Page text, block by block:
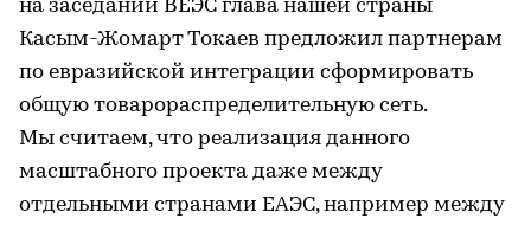
на заседании ВЕЭС глава нашей страны
Касым-Жомарт Токаев предложил партнерам
по евразийской интеграции сформировать
общую товарораспределительную сеть.
Мы считаем, что реализация данного
масштабного проекта даже между
отдельными странами ЕАЭС, например между